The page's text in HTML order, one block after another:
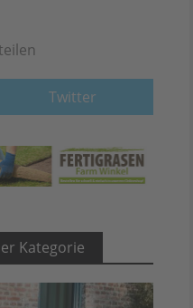
Twitter
Kategorie